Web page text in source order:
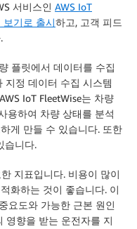
서비스인 AWS IoT
보기로 출시하고, 고객 피드
플릿에서 데이터를 수집
지정 데이터 수집 시스템
IoT FleetWise는 차량
용하여 차량 상태를 분석
게 만들 수 있습니다. 또한
습니다.
지표입니다. 비용이 많이
화하는 것이 좋습니다. 이
요도와 가능한 근본 원인
영향을 받는 운전자를 지